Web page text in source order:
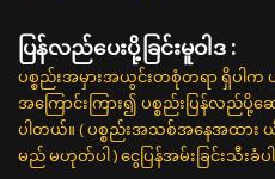
ပြန်လည်ပေးပို့ခြင်းမူဝါဒ :
ပစ္စည်းအမှားအယွင်းတစုံတရာ ရှိပါက
အကြောင်းကြား၍ ပစ္စည်းပြန်လည်ပို့ဆ
ပါတယ်။ ( ပစ္စည်းအသစ်အနေအထား
မည် မဟုတ်ပါ ) ငွေပြန်အမ်းခြင်းသီးခံပါ